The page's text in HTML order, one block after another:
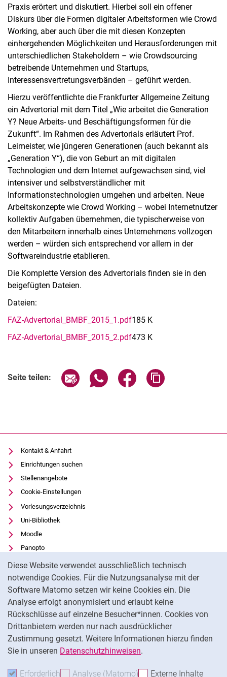
Diese Website verwendet ausschließlich technisch
notwendige Cookies. Für die Nutzungsanalyse mit der
Software Matomo setzen wir keine Cookies ein. Die
Analyse erfolgt anonymisiert und erlaubt keine
Rückschlüsse auf einzelne Besucher*innen. Cookies von
Drittanbietern werden nur nach ausdrücklicher
Zustimmung gesetzt. Weitere Informationen hierzu finden
Sie in unseren Datenschutzhinweisen.
Erforderlich Erforderliche Cookies akzeptieren
Analyse (Matomo) Analyse-Cookies
Externe Inhalte
Praxis erörtert und diskutiert. Hierbei soll ein offener
Diskurs über die Formen digitaler Arbeitsformen wie Crowd
Working, aber auch über die mit diesen Konzepten
einhergehenden Möglichkeiten und Herausforderungen mit
unterschiedlichen Stakeholdern – wie Crowdsourcing
betreibende Unternehmen und Startups,
Interessensvertretungsverbänden – geführt werden.
Hierzu veröffentlichte die Frankfurter Allgemeine Zeitung
ein Advertorial mit dem Titel „Wie arbeitet die Generation
Y? Neue Arbeits- und Beschäftigungsformen für die
Zukunft“. Im Rahmen des Advertorials erläutert Prof.
Leimeister, wie jüngeren Generationen (auch bekannt als
„Generation Y“), die von Geburt an mit digitalen
Technologien und dem Internet aufgewachsen sind, viel
intensiver und selbstverständlicher mit
Informationstechnologien umgehen und arbeiten. Neue
Arbeitskonzepte wie Crowd Working – wobei Internetnutzer
kollektiv Aufgaben übernehmen, die typischerweise von
den Mitarbeitern innerhalb eines Unternehmens vollzogen
werden – würden sich entsprechend vor allem in der
Softwareindustrie etablieren.
Die Komplette Version des Advertorials finden sie in den
beigefügten Dateien.
Dateien:
FAZ-Advertorial_BMBF_2015_1.pdf185 K
FAZ-Advertorial_BMBF_2015_2.pdf473 K
Seite teilen: Seite über E-Mail teilen
Seite über WhatsApp teilen
Seite über Facebook
Kontakt & Anfahrt
Einrichtungen suchen
Stellenangebote
Cookie-Einstellungen
Vorlesungsverzeichnis
Uni-Bibliothek
Moodle
Panopto
Datenschutz
Barrierefreiheit
Transparenter KI-Einsatz
Impressum
Externer Link: Universität Kassel auf
Facebook(öffnet neues Fenster)
Externer Link: Universität Kassel auf
Instagram (öffnet neues Fenster)